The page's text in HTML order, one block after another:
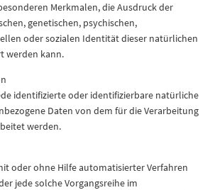
Merkmalen, die Ausdruck der
genetischen, psychischen,
oder sozialen Identität dieser natürlichen
werden kann.
identifizierte oder identifizierbare natürliche
Daten von dem für die Verarbeitung
werden.
oder ohne Hilfe automatisierter Verfahren
jede solche Vorgangsreihe im